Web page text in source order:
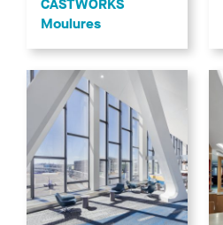
CASTWORKS
Moulures